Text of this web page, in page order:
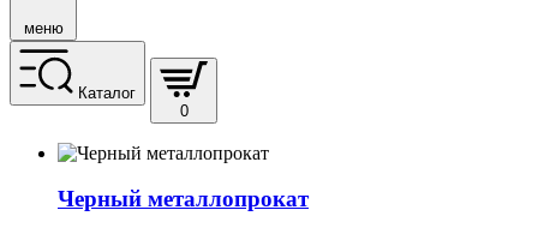
меню
Каталог
0
Черный металлопрокат